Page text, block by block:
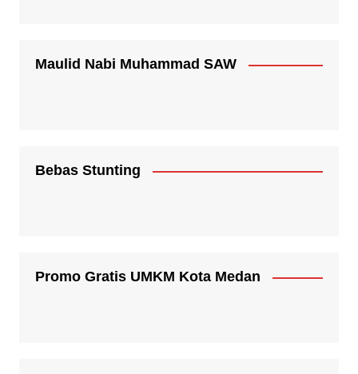
Maulid Nabi Muhammad SAW
Bebas Stunting
Promo Gratis UMKM Kota Medan